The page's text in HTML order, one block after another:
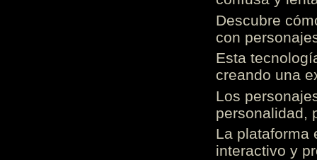
Descubre
con
Esta
creando una
Los
personalidad,
La plataforma
interactivo y